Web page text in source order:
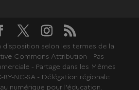
disposition selon les termes de la
Commons Attribution - Pas
- Partage dans les Mêmes
NC-SA - Délégation régionale
numérique pour l'éducation.